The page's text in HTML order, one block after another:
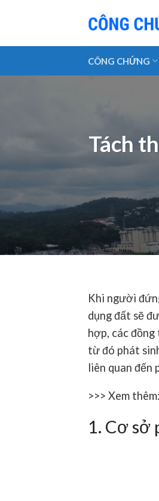
CÔNG CHỨNG
Tách
Khi người
dụng đất sẽ
hợp, các
từ đó phát
liên quan đến
>>> Xem thêm:
1. Cơ sở